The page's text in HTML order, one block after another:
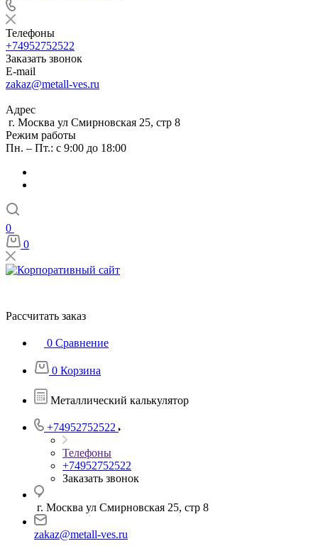
Телефоны
+74952752522
Заказать звонок
E-mail
zakaz@metall-ves.ru
Адрес
г. Москва ул Смирновская 25, стр 8
Режим работы
Пн. – Пт.: с 9:00 до 18:00
0
0
Рассчитать заказ
0 Сравнение
0 Корзина
Металлический калькулятор
+74952752522
Телефоны
+74952752522
Заказать звонок
г. Москва ул Смирновская 25, стр 8
zakaz@metall-ves.ru